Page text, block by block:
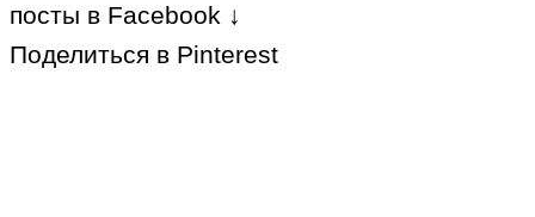
посты в Facebook ↓
Поделиться в Pinterest